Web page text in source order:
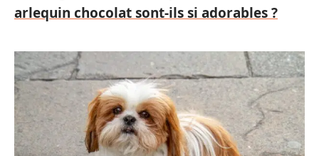
arlequin chocolat sont-ils si adorables ?